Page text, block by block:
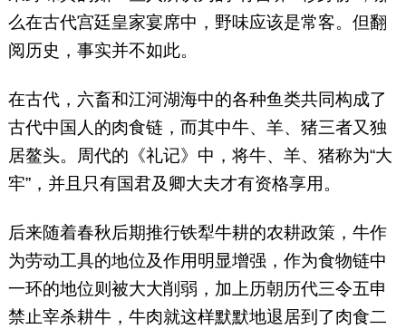
么在古代宫廷皇家宴席中，野味应该是常客。但翻
阅历史，事实并不如此。
在古代，六畜和江河湖海中的各种鱼类共同构成了
古代中国人的肉食链，而其中牛、羊、猪三者又独
居鳌头。周代的《礼记》中，将牛、羊、猪称为“大
牢”，并且只有国君及卿大夫才有资格享用。
后来随着春秋后期推行铁犁牛耕的农耕政策，牛作
为劳动工具的地位及作用明显增强，作为食物链中
一环的地位则被大大削弱，加上历朝历代三令五申
禁止宰杀耕牛，牛肉就这样默默地退居到了肉食二